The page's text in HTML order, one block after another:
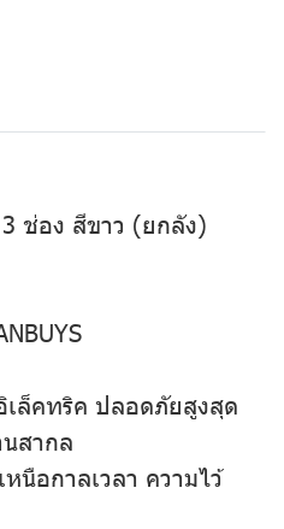
ช่อง สีขาว (ยกลัง)
ล็คทริค ปลอดภัยสูงสุด
สากล
นือกาลเวลา ความไว้